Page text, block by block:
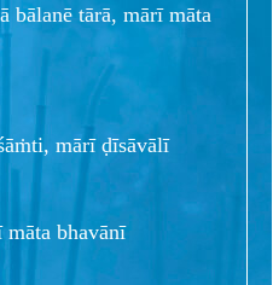
bālanē tārā, mārī māta
mārī ḍīsāvālī
māta bhavānī